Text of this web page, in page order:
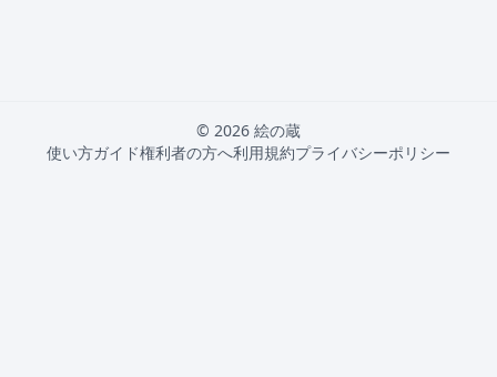
© 2026 絵の蔵
使い方ガイド権利者の方へ利用規約プライバシーポリシー